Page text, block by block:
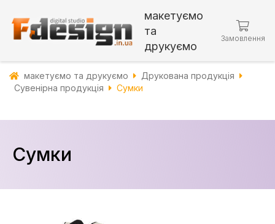
макетуємо
та
друкуємо
Замовлення
макетуємо та друкуємо
Друкована продукція
Сувенірна продукція
Сумки
Сумки